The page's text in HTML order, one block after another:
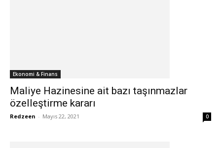
Ekonomi & Finans
Maliye Hazinesine ait bazı taşınmazlar
özelleştirme kararı
Redzeen - Mayıs 22, 2021 0